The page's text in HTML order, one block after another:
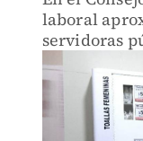
laboral
servidoras